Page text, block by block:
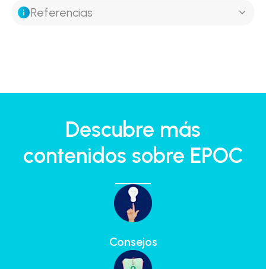
Referencias
Descubre más
contenidos sobre EPOC
Consejos